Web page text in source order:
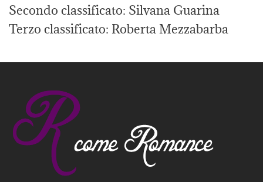
Secondo classificato: Silvana Guarina
Terzo classificato: Roberta Mezzabarba